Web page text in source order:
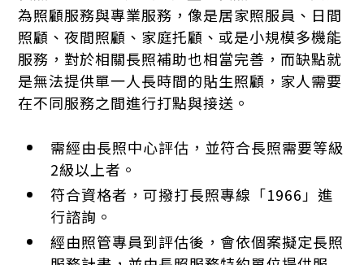
為照顧服務與專業服務，像是居家照服員、日間
照顧、夜間照顧、家庭托顧、或是小規模多機能
服務，對於相關長照補助也相當完善，而缺點就
是無法提供單一人長時間的貼生照顧，家人需要
在不同服務之間進行打點與接送。
需經由長照中心評估，並符合長照需要等級
2級以上者。
符合資格者，可撥打長照專線「1966」進
行諮詢。
經由照管專員到評估後，會依個案擬定長照